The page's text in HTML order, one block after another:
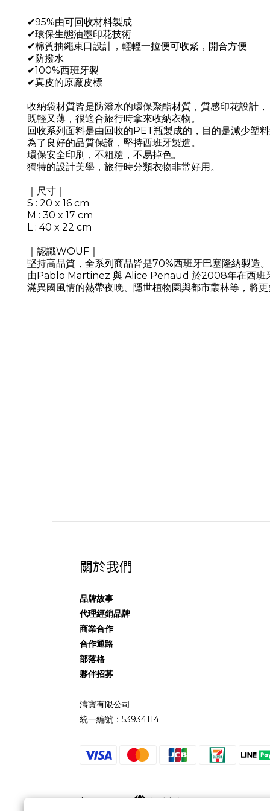
✔95%由可回收材料製成
✔環保生態油墨印花技術
✔棉質抽繩束口設計，輕輕一拉便可收緊，開合方便
✔防撥水
✔100%西班牙製
✔真皮的原廠皮標
收納袋材質皆是防潑水的環保聚酯材質，質感印花設計，
既輕又薄，很適合旅行時拿來收納衣物。
回收系列面料是由回收的PET瓶製成的，目的是減少塑
為了良好的品質保證，堅持西班牙製造。
環保安全印刷，不粗糙，不易掉色。
獨特的設計美學，旅行時分類衣物非常好用。
｜尺寸｜
S : 20 x 16 cm
M : 30 x 17 cm
L : 40 x 22 cm
｜認識WOUF｜
堅持高品質，全系列商品皆是70%西班牙巴塞隆納製造。
由Pablo Martinez 與 Alice Penaud 於2008年在西班
滿異國風情的熱帶夜晚、隱世植物園與都市叢林等，將
關於我們
品牌故事
代理經銷品牌
商業合作
合作通路
部落格
夥伴招募
濤寶有限公司
統一編號：53934114
$ TWD 繁體中文